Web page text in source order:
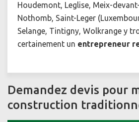
Houdemont, Leglise, Meix-
Nothomb, Saint-Leger
Selange, Tintigny, Wolkrange y
certainement un entrepreneur
Demandez devis pour
construction